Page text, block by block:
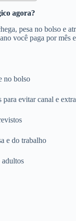
agora?
pesa no bolso e
você paga por mês
no bolso
evitar canal e
e do trabalho
adultos